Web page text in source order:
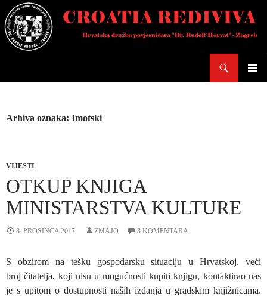
Skoči
do
sadržaja
Arhiva oznaka: Imotski
VIJESTI
OTKUP KNJIGA
MINISTARSTVA KULTURE
8. PROSINCA 2017. ZMAJO 3 KOMENTARA
S obzirom na tešku gospodarsku situaciju u Hrvatskoj, veći
broj čitatelja, koji nisu u mogućnosti kupiti knjigu, kontaktirao nas
je s upitom o dostupnosti naših izdanja u gradskim knjižnicama.